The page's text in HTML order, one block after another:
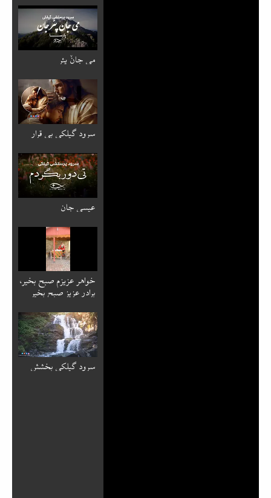
می جانٚ پئر
سرود گیلکی بی قرار
عیسی جان
خواهر عزیزم صبح بخیر،
برادر عزیز صبح بخیر
سرود گیلکی بخشش